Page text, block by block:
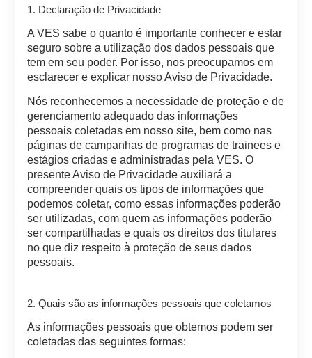
1. Declaração de Privacidade
A VES sabe o quanto é importante conhecer e estar
seguro sobre a utilização dos dados pessoais que
tem em seu poder. Por isso, nos preocupamos em
esclarecer e explicar nosso Aviso de Privacidade.
Nós reconhecemos a necessidade de proteção e de
gerenciamento adequado das informações
pessoais coletadas em nosso site, bem como nas
páginas de campanhas de programas de trainees e
estágios criadas e administradas pela VES. O
presente Aviso de Privacidade auxiliará a
compreender quais os tipos de informações que
podemos coletar, como essas informações poderão
ser utilizadas, com quem as informações poderão
ser compartilhadas e quais os direitos dos titulares
no que diz respeito à proteção de seus dados
pessoais.
2. Quais são as informações pessoais que coletamos
As informações pessoais que obtemos podem ser
coletadas das seguintes formas: